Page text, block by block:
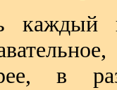
каждый
в